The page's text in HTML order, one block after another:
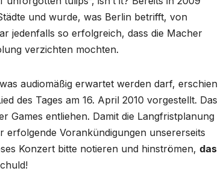
und wurde, was Berlin betrifft, von
jedenfalls so erfolgreich, dass die Macher
verzichten mochten.
audiomäßig erwartet werden darf, erschien
des Tages am 16. April 2010 vorgestellt. Das
Games entliehen. Damit die Langfristplanung
Vorankündigungen unsererseits
Konzert bitte notieren und hinströmen, das